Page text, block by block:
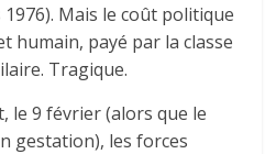
Mais le coût politique
humain, payé par la classe
Tragique.
le 9 février (alors que le
gestation), les forces